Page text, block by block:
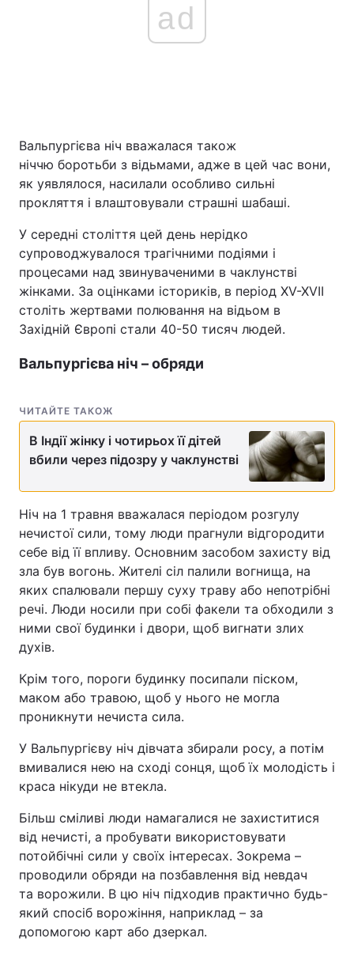
ad
Вальпургієва ніч вважалася також
ніччю боротьби з відьмами, адже в цей час вони,
як уявлялося, насилали особливо сильні
прокляття і влаштовували страшні шабаші.
У середні століття цей день нерідко
супроводжувалося трагічними подіями і
процесами над звинуваченими в чаклунстві
жінками. За оцінками істориків, в період XV-XVII
століть жертвами полювання на відьом в
Західній Європі стали 40-50 тисяч людей.
Вальпургієва ніч – обряди
ЧИТАЙТЕ ТАКОЖ
В Індії жінку і чотирьох її дітей
вбили через підозру у чаклунстві
Ніч на 1 травня вважалася періодом розгулу
нечистої сили, тому люди прагнули відгородити
себе від її впливу. Основним засобом захисту від
зла був вогонь. Жителі сіл палили вогнища, на
яких спалювали першу суху траву або непотрібні
речі. Люди носили при собі факели та обходили з
ними свої будинки і двори, щоб вигнати злих
духів.
Крім того, пороги будинку посипали піском,
маком або травою, щоб у нього не могла
проникнути нечиста сила.
У Вальпургієву ніч дівчата збирали росу, а потім
вмивалися нею на сході сонця, щоб їх молодість і
краса нікуди не втекла.
Більш сміливі люди намагалися не захиститися
від нечисті, а пробувати використовувати
потойбічні сили у своїх інтересах. Зокрема –
проводили обряди на позбавлення від невдач
та ворожили. В цю ніч підходив практично будь-
який спосіб ворожіння, наприклад – за
допомогою карт або дзеркал.